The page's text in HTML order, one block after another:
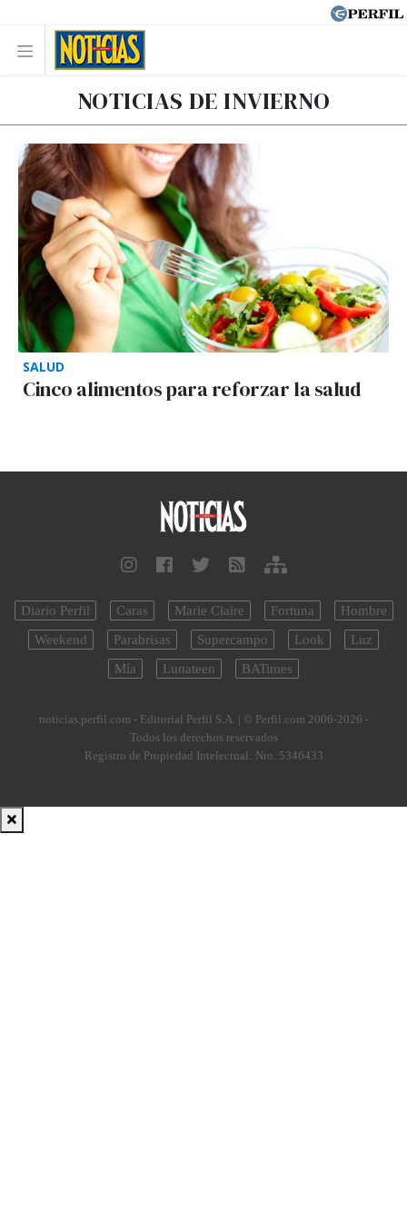
NOTICIAS DE INVIERNO
SALUD
Cinco alimentos para reforzar la salud
Diario Perfil Caras Marie Claire Fortuna
Hombre
Weekend
Parabrisas Supercampo Look
Luz
Mía
Lunateen BATimes
noticias.perfil.com - Editorial Perfil S.A. | © Perfil.com 2006-2026 -
Todos los derechos reservados
Registro de Propiedad Intelectual: Nro. 5346433